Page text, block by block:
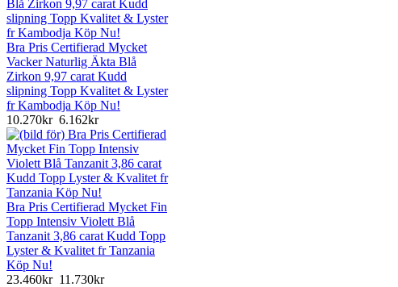
Bra Pris Certifierad Mycket
Vacker Naturlig Äkta Blå
Zirkon 9,97 carat Kudd
slipning Topp Kvalitet & Lyster
fr Kambodja Köp Nu!
10.270kr 6.162kr
Bra Pris Certifierad Mycket Fin
Topp Intensiv Violett Blå
Tanzanit 3,86 carat Kudd Topp
Lyster & Kvalitet fr Tanzania
Köp Nu!
23.460kr 11.730kr